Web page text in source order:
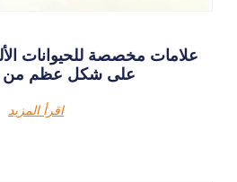
علامات مخصصة للحيوانات
على شكل عظم من
اقرأ المزيد